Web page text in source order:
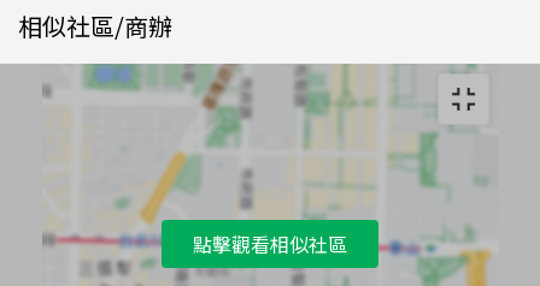
相似社區/商辦
點擊觀看相似社區